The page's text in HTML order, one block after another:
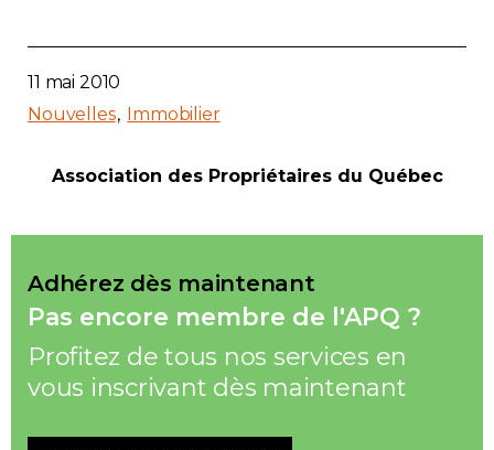
11 mai 2010
Nouvelles Immobilier
Association des Propriétaires du Québec
Adhérez dès maintenant
Pas encore membre de l'APQ ?
Profitez de tous nos services en
vous inscrivant dès maintenant